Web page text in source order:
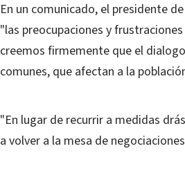
En un comunicado, el presidente
"las preocupaciones y
creemos firmemente que el
comunes, que afectan a la
"En lugar de recurrir a medidas
a volver a la mesa de